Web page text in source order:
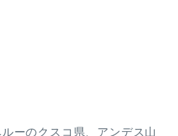
ーのクスコ県、アンデス山